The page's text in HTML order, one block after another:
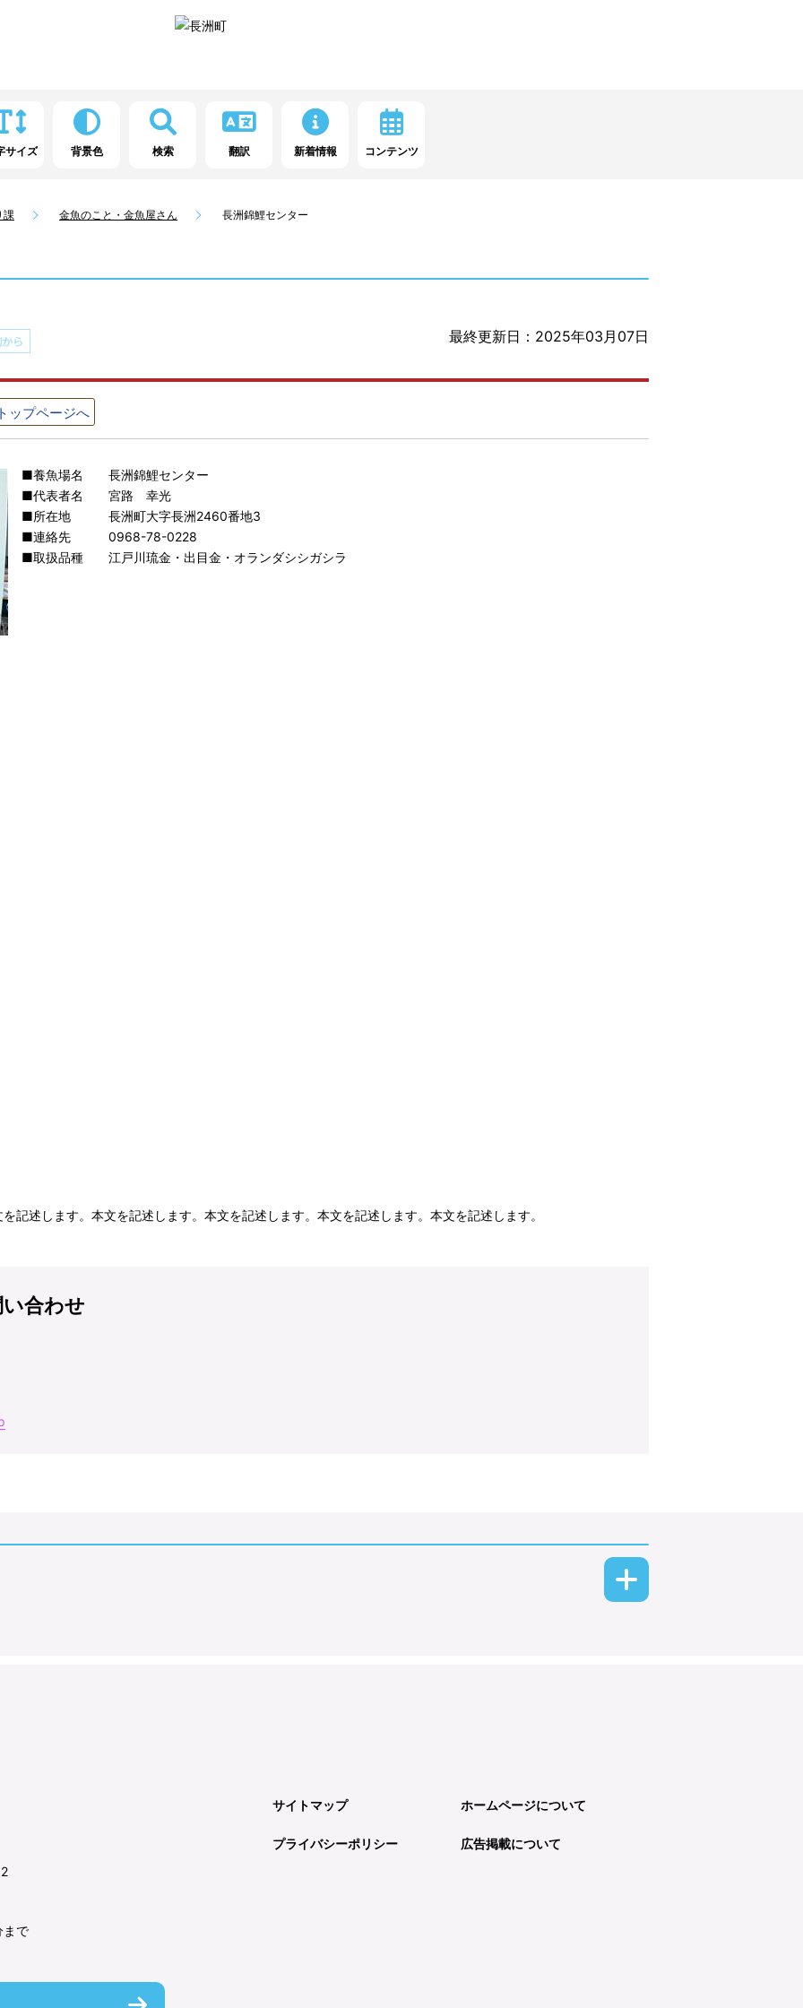
サイズ 背景色 検索 翻訳 新着情報 コンテンツ
課 金魚のこと・金魚屋さん 長洲錦鯉センター
最終更新日：2025年03月07日
ップページへ
■養魚場名 長洲錦鯉センター
■代表者名 宮路 幸光
■所在地 長洲町大字長洲2460番地3
■連絡先 0968-78-0228
■取扱品種 江戸川琉金・出目金・オランダシシガシラ
記述します。本文を記述します。本文を記述します。本文を記述します。本文を記述します。
合わせ
まで
サイトマップ ホームページについて
プライバシーポリシー 広告掲載について